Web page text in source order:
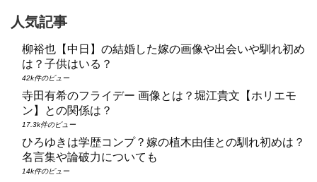
人気記事
柳裕也【中日】の結婚した嫁の画像や出会いや馴れ初め
は？子供はいる？
42k件のビュー
寺田有希のフライデー 画像とは？堀江貴文【ホリエモ
ン】との関係は？
17.3k件のビュー
ひろゆきは学歴コンプ？嫁の植木由佳との馴れ初めは？
名言集や論破力についても
14k件のビュー